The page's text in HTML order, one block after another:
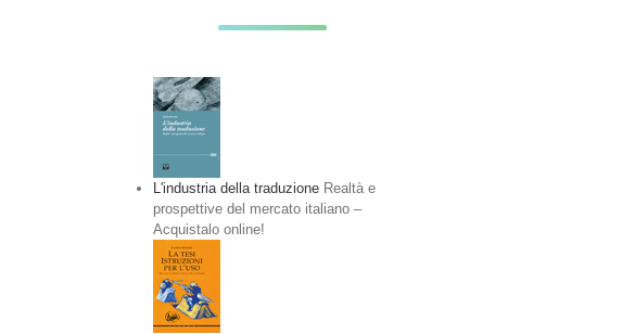
L'industria della traduzioneRealtà e
prospettive del mercato italiano –
Acquistalo online!